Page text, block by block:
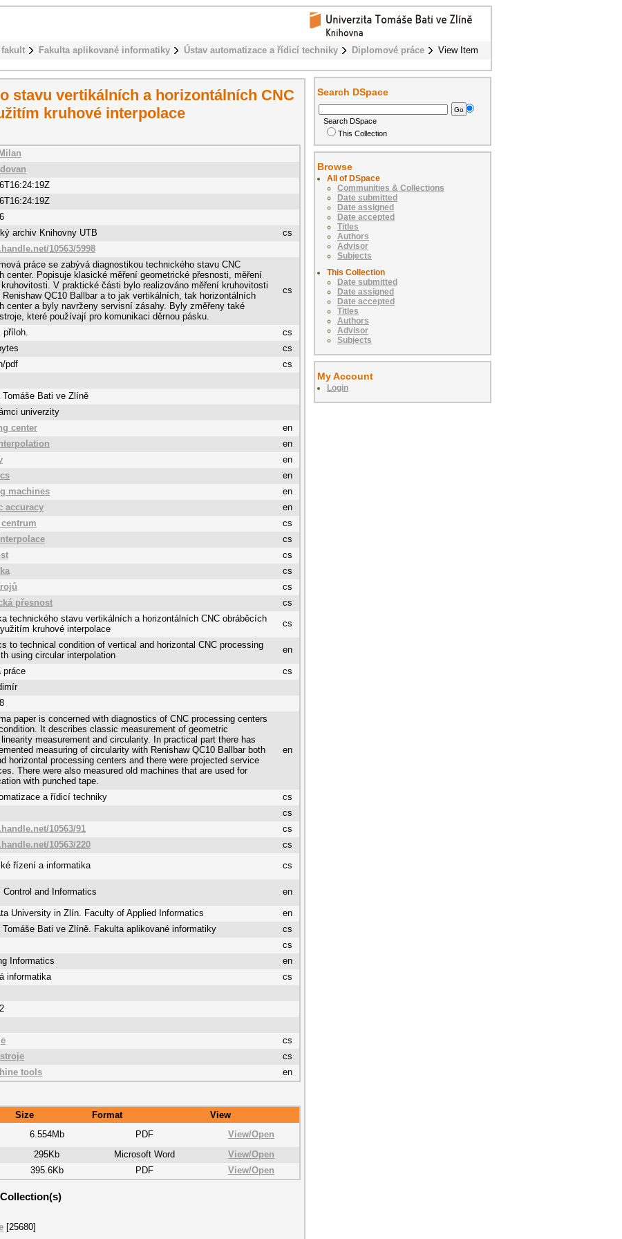
Fakulta aplikované informatiky Ústav automatizace a řídicí techniky Diplomové práce View Item
stavu vertikálních a horizontálních CNC
kruhové interpolace
archiv Knihovny UTB
cs
10563/5998
práce se zabývá diagnostikou technického stavu CNC
center. Popisuje klasické měření geometrické přesnosti, měření
kruhovitosti. V praktické části bylo realizováno měření kruhovitosti
Renishaw QC10 Ballbar a to jak vertikálních, tak horizontálních
center a byly navrženy servisní zásahy. Byly změřeny také
které používají pro komunikaci děrnou pásku.
cs
příloh.
cs
cs
pdf
cs
Tomáše Bati ve Zlíně
univerzity
center
en
en
en
en
machines
en
accuracy
en
cs
cs
cs
cs
cs
přesnost
cs
technického stavu vertikálních a horizontálních CNC obráběcích
kruhové interpolace
cs
to technical condition of vertical and horizontal CNC processing
using circular interpolation
en
práce
cs
paper is concerned with diagnostics of CNC processing centers
It describes classic measurement of geometric
measurement and circularity. In practical part there has
measuring of circularity with Renishaw QC10 Ballbar both
horizontal processing centers and there were projected service
There were also measured old machines that are used for
with punched tape.
en
a řídicí techniky
cs
cs
10563/91
cs
10563/220
cs
řízení a informatika cs
Control and Informatics en
University in Zlín. Faculty of Applied Informatics
en
Tomáše Bati ve Zlíně. Fakulta aplikované informatiky
cs
cs
Informatics
en
informatika
cs
cs
cs
tools en
Size Format View
6.554Mb PDF View/Open
295Kb Microsoft Word View/Open
395.6Kb PDF View/Open
[25680]
Search DSpace
Search DSpace
This Collection
Browse
All of DSpace
Communities & Collections
Date submitted
Date assigned
Date accepted
Titles
Authors
Advisor
Subjects
This Collection
Date submitted
Date assigned
Date accepted
Titles
Authors
Advisor
Subjects
My Account
Login